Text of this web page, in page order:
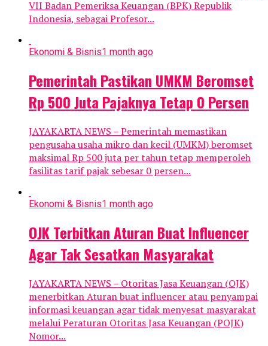
VII Badan Pemeriksa Keuangan (BPK) Republik
Indonesia, sebagai Profesor...
Ekonomi & Bisnis1 month ago
Pemerintah Pastikan UMKM Beromset
Rp 500 Juta Pajaknya Tetap 0 Persen
JAYAKARTA NEWS – Pemerintah memastikan
pengusaha usaha mikro dan kecil (UMKM) beromset
maksimal Rp 500 juta per tahun tetap memperoleh
fasilitas tarif pajak sebesar 0 persen...
Ekonomi & Bisnis1 month ago
OJK Terbitkan Aturan Buat Influencer
Agar Tak Sesatkan Masyarakat
JAYAKARTA NEWS – Otoritas Jasa Keuangan (OJK)
menerbitkan Aturan buat influencer atau penyampai
informasi keuangan agar tidak menyesat masyarakat
melalui Peraturan Otoritas Jasa Keuangan (POJK)
Nomor...